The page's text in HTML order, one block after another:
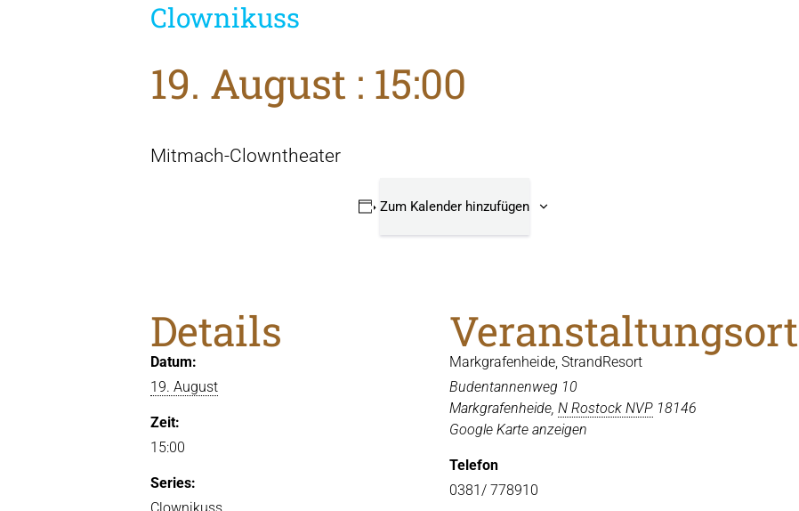
Clownikuss
19. August : 15:00
Mitmach-Clowntheater
Zum Kalender hinzufügen
Details
Datum:
19. August
Zeit:
15:00
Series:
Veranstaltungsort
Markgrafenheide, StrandResort
Budentannenweg 10
Markgrafenheide, N Rostock NVP 18146
Google Karte anzeigen
Telefon
0381/ 778910